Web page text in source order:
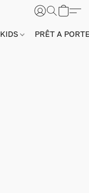
KIDS PRÊT A